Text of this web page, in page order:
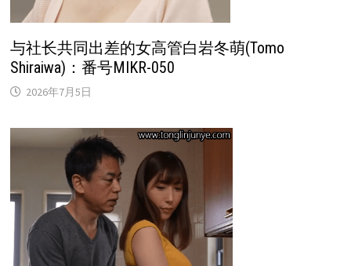
与社长共同出差的女高管白岩冬萌(Tomo
Shiraiwa)：番号MIKR-050
2026年7月5日